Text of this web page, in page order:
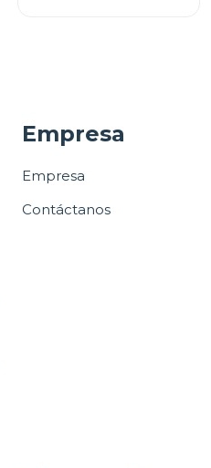
Empresa
Empresa
Contáctanos